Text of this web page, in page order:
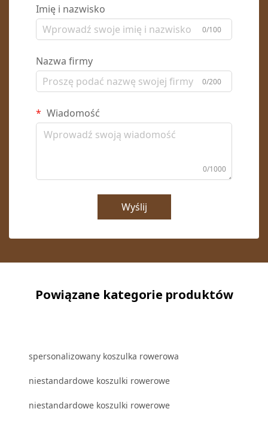
Imię i nazwisko
0/100
Nazwa firmy
0/200
Wiadomość
0/1000
Wyślij
Powiązane kategorie produktów
spersonalizowany koszulka rowerowa
niestandardowe koszulki rowerowe
niestandardowe koszulki rowerowe